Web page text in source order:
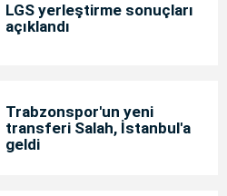
LGS yerleştirme sonuçları
açıklandı
Trabzonspor'un yeni
transferi Salah, İstanbul'a
geldi